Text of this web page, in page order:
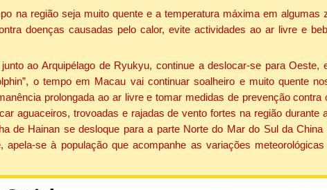
na região seja muito quente e a temperatura máxima em algumas
doenças causadas pelo calor, evite actividades ao ar livre e
ao Arquipélago de Ryukyu, continue a deslocar-se para Oeste,
o tempo em Macau vai continuar soalheiro e muito quente
prolongada ao ar livre e tomar medidas de prevenção
aguaceiros, trovoadas e rajadas de vento fortes na região durante
de Hainan se desloque para a parte Norte do Mar do Sul da
se à população que acompanhe as variações